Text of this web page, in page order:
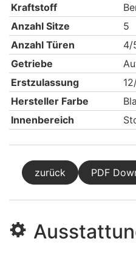
Kraftstoff
Anzahl Sitze
5
Anzahl Türen
4/
Getriebe
Erstzulassung
Hersteller Farbe
Innenbereich
zurück PDF